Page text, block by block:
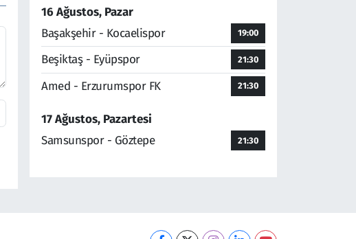
16 Ağustos, Pazar
Başakşehir - Kocaelispor
19:00
Beşiktaş - Eyüpspor 21:30
Amed - Erzurumspor FK 21:30
17 Ağustos, Pazartesi
Samsunspor - Göztepe
21:30